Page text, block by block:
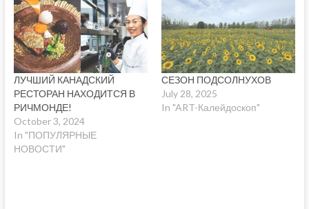
ЛУЧШИЙ КАНАДСКИЙ
РЕСТОРАН НАХОДИТСЯ В
РИЧМОНДЕ!
October 3, 2024
In "ПОПУЛЯРНЫЕ
НОВОСТИ"
СЕЗОН ПОДСОЛНУХОВ
July 28, 2025
In "ART-Калейдоскоп"